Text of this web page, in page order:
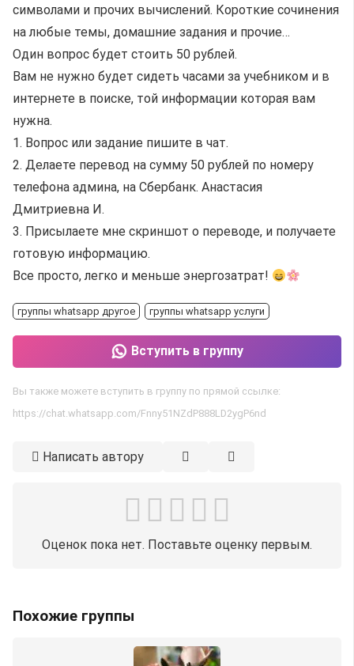
символами и прочих вычислений. Короткие сочинения
на любые темы, домашние задания и прочие…
Один вопрос будет стоить 50 рублей.
Вам не нужно будет сидеть часами за учебником и в
интернете в поиске, той информации которая вам
нужна.
1. Вопрос или задание пишите в чат.
2. Делаете перевод на сумму 50 рублей по номеру
телефона админа, на Сбербанк. Анастасия
Дмитриевна И.
3. Присылаете мне скриншот о переводе, и получаете
готовую информацию.
Все просто, легко и меньше энергозатрат!
группы whatsapp другое группы whatsapp услуги
Вступить в группу
Вы также можете вступить в группу по прямой ссылке:
https://chat.whatsapp.com/Fnny51NZdP888LD2ygP6nd
Написать автору
Оценок пока нет. Поставьте оценку первым.
Похожие группы